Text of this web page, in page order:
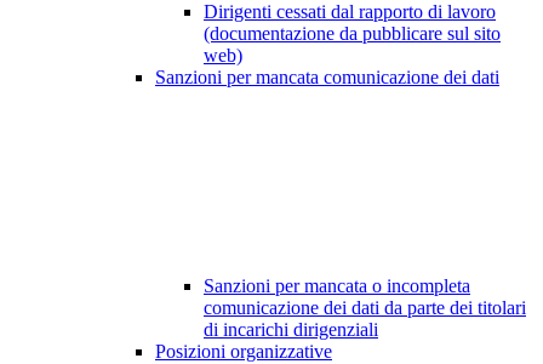
Dirigenti cessati dal rapporto di lavoro
(documentazione da pubblicare sul sito
web)
Sanzioni per mancata comunicazione dei dati
Sanzioni per mancata o incompleta
comunicazione dei dati da parte dei titolari
di incarichi dirigenziali
Posizioni organizzative